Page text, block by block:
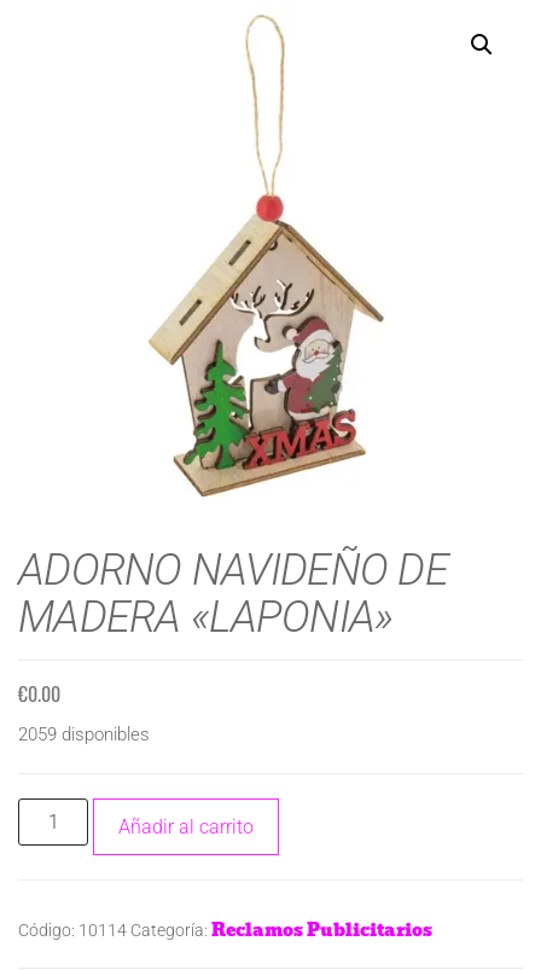
ADORNO NAVIDEÑO DE
MADERA «LAPONIA»
€0.00
2059 disponibles
Añadir al carrito
Código: 10114 Categoría: Reclamos Publicitarios